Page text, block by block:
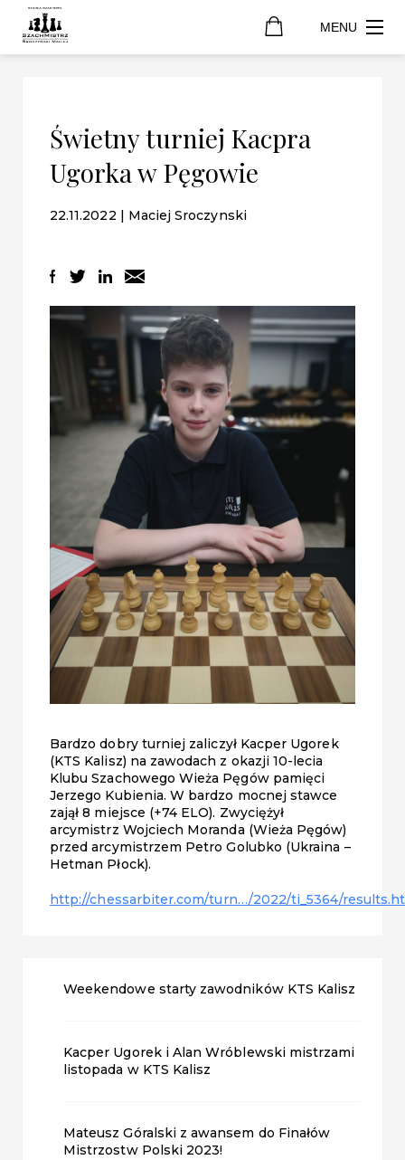
MENU
Świetny turniej Kacpra
Ugorka w Pęgowie
22.11.2022 | Maciej Sroczynski
Bardzo dobry turniej zaliczył Kacper Ugorek
(KTS Kalisz) na zawodach z okazji 10-lecia
Klubu Szachowego Wieża Pęgów pamięci
Jerzego Kubienia. W bardzo mocnej stawce
zajął 8 miejsce (+74 ELO). Zwyciężył
arcymistrz Wojciech Moranda (Wieża Pęgów)
przed arcymistrzem Petro Golubko (Ukraina –
Hetman Płock).
http://chessarbiter.com/turn…/2022/ti_5364/
Weekendowe starty zawodników KTS Kalisz
Kacper Ugorek i Alan Wróblewski mistrzami
listopada w KTS Kalisz
Mateusz Góralski z awansem do Finałów
Mistrzostw Polski 2023!